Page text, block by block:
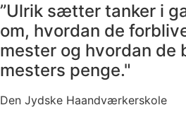
”Ulrik sætter tanker i
om, hvordan de
mester og hvordan de
mesters penge."
Den Jydske Haandværkerskole